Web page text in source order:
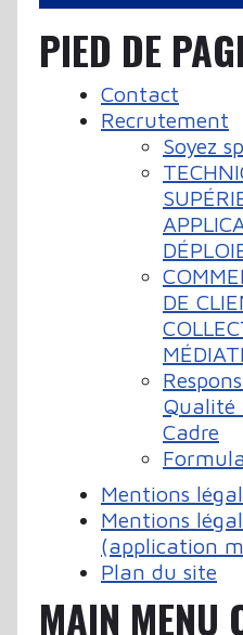
PIED DE
Contact
Recrutement
Soyez
DE
Qualité
Cadre
Mentions
Mentions
(application
Plan du site
MAIN MENU